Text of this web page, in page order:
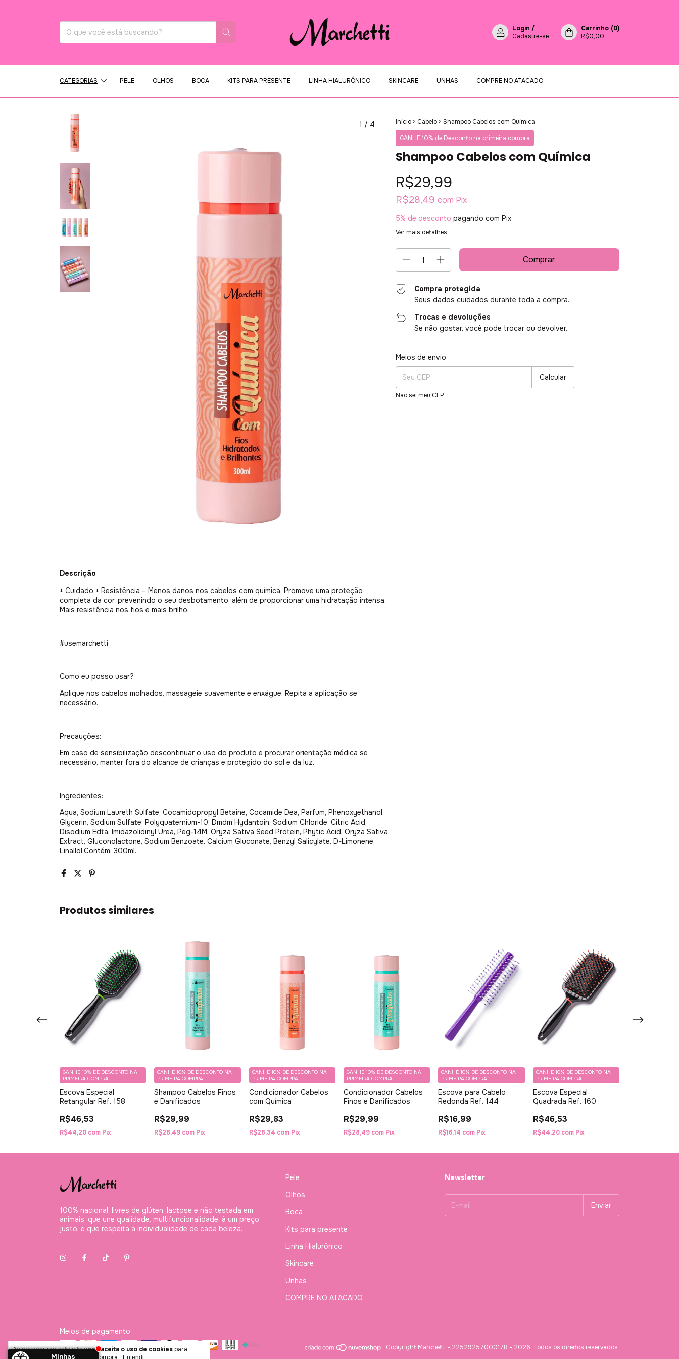
Login /
Cadastre-se
Carrinho (0)
R$0,00
CATEGORIAS PELE OLHOS BOCA KITS PARA PRESENTE LINHA HIALURÔNICO SKINCARE UNHAS COMPRE NO ATACADO
Ao navegar por este sitevocê aceita o uso de cookies para
Entendi
1 / 4 Início > Cabelo > Shampoo Cabelos com Química
GANHE 10% de Desconto na primeira compra
Shampoo Cabelos com Química
R$29,99
R$28,49 com Pix
5% de desconto pagando com Pix
Ver mais detalhes
Compra protegida
Seus dados cuidados durante toda a compra.
Trocas e devoluções
Se não gostar, você pode trocar ou devolver.
Entregas para o CEP:
Meios de envio
Calcular
Não sei meu CEP
Descrição
+ Cuidado + Resistência – Menos danos nos cabelos com química. Promove uma proteção
completa da cor, prevenindo o seu desbotamento, além de proporcionar uma hidratação intensa.
Mais resistência nos fios e mais brilho.
#usemarchetti
Como eu posso usar?
Aplique nos cabelos molhados, massageie suavemente e enxágue. Repita a aplicação se
necessário.
Precauções:
Em caso de sensibilização descontinuar o uso do produto e procurar orientação médica se
necessário, manter fora do alcance de crianças e protegido do sol e da luz.
Ingredientes:
Aqua, Sodium Laureth Sulfate, Cocamidopropyl Betaine, Cocamide Dea, Parfum, Phenoxyethanol,
Glycerin, Sodium Sulfate, Polyquaternium-10, Dmdm Hydantoin, Sodium Chloride, Citric Acid,
Disodium Edta, Imidazolidinyl Urea, Peg-14M, Oryza Sativa Seed Protein, Phytic Acid, Oryza Sativa
Extract, Gluconolactone, Sodium Benzoate, Calcium Gluconate, Benzyl Salicylate, D-Limonene,
Linallol.Contém: 300ml.
Produtos similares
Escova Especial
Retangular Ref. 158
R$46,53
R$44,20 com Pix
GANHE 10% DE DESCONTO NA
PRIMEIRA COMPRA
Shampoo Cabelos Finos
e Danificados
R$29,99
R$28,49 com Pix
GANHE 10% DE DESCONTO NA
PRIMEIRA COMPRA
Condicionador Cabelos
com Química
R$29,83
R$28,34 com Pix
GANHE 10% DE DESCONTO NA
PRIMEIRA COMPRA
Condicionador Cabelos
Finos e Danificados
R$29,99
R$28,49 com Pix
GANHE 10% DE DESCONTO NA
PRIMEIRA COMPRA
Escova para Cabelo
Redonda Ref. 144
R$16,99
R$16,14 com Pix
GANHE 10% DE DESCONTO NA
PRIMEIRA COMPRA
Escova Especial
Quadrada Ref. 160
R$46,53
R$44,20 com Pix
GANHE 10% DE DESCONTO NA
PRIMEIRA COMPRA
100% nacional, livres de glúten, lactose e não testada em
animais, que une qualidade, multifuncionalidade, à um preço
justo, e que respeita a individualidade de cada beleza.
Pele
Olhos
Boca
Kits para presente
Linha Hialurônico
Skincare
Unhas
COMPRE NO ATACADO
Newsletter
Meios de pagamento
Copyright Marchetti - 22529257000178 - 2026. Todos os direitos reservados.
Minhas